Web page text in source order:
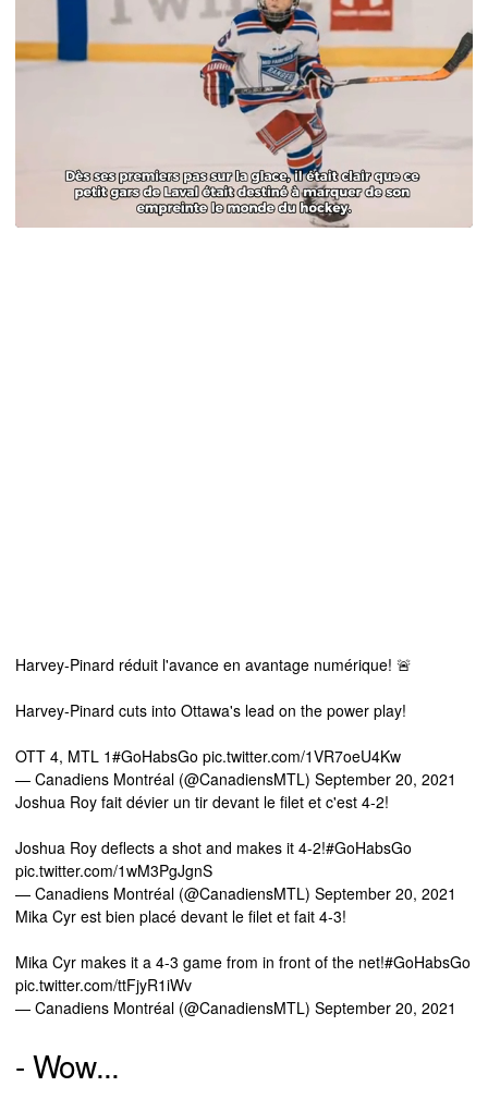
Harvey-Pinard réduit l'avance en avantage numérique! 🚨
Harvey-Pinard cuts into Ottawa's lead on the power play!
OTT 4, MTL 1#GoHabsGo pic.twitter.com/1VR7oeU4Kw
— Canadiens Montréal (@CanadiensMTL) September 20, 2021
Joshua Roy fait dévier un tir devant le filet et c'est 4-2!
Joshua Roy deflects a shot and makes it 4-2!#GoHabsGo
pic.twitter.com/1wM3PgJgnS
— Canadiens Montréal (@CanadiensMTL) September 20, 2021
Mika Cyr est bien placé devant le filet et fait 4-3!
Mika Cyr makes it a 4-3 game from in front of the net!#GoHabsGo
pic.twitter.com/ttFjyR1iWv
— Canadiens Montréal (@CanadiensMTL) September 20, 2021
- Wow...